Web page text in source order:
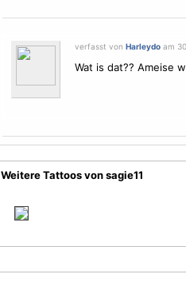
verfasst von Harleydoam
Wat is dat?? Ameise
Weitere Tattoos von sagie11